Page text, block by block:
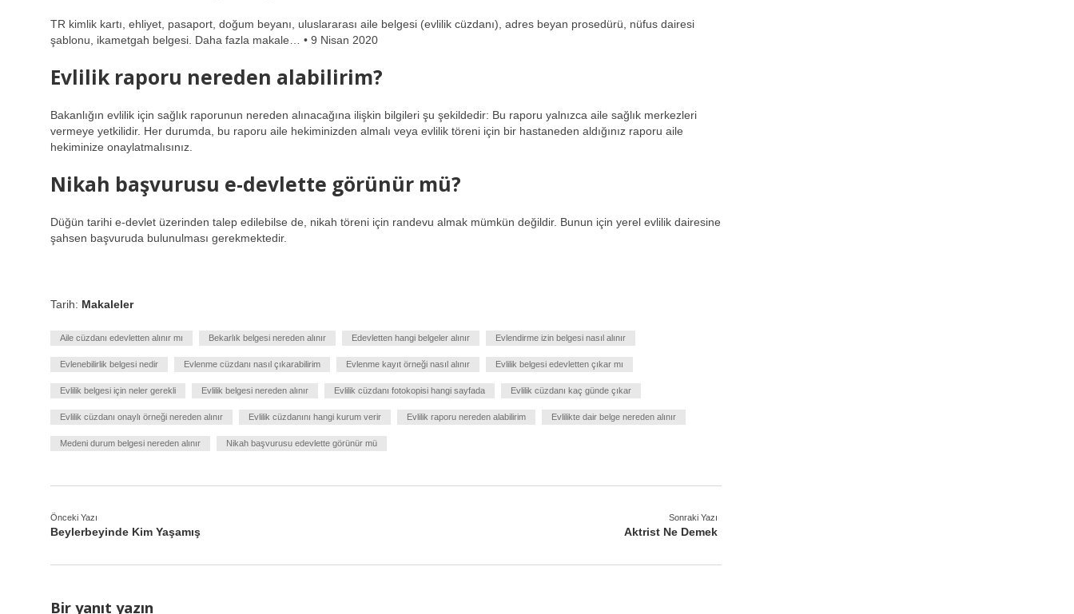
TR kimlik kartı, ehliyet, pasaport, doğum beyanı, uluslararası aile belgesi (evlilik cüzdanı), adres beyan prosedürü, nüfus dairesi
şablonu, ikametgah belgesi. Daha fazla makale… • 9 Nisan 2020
Evlilik raporu nereden alabilirim?
Bakanlığın evlilik için sağlık raporunun nereden alınacağına ilişkin bilgileri şu şekildedir: Bu raporu yalnızca aile sağlık merkezleri
vermeye yetkilidir. Her durumda, bu raporu aile hekiminizden almalı veya evlilik töreni için bir hastaneden aldığınız raporu aile
hekiminize onaylatmalısınız.
Nikah başvurusu e-devlette görünür mü?
Düğün tarihi e-devlet üzerinden talep edilebilse de, nikah töreni için randevu almak mümkün değildir. Bunun için yerel evlilik dairesine
şahsen başvuruda bulunulması gerekmektedir.
Tarih: Makaleler
Aile cüzdanı edevletten alınır mı Bekarlık belgesi nereden alınır Edevletten hangi belgeler alınır Evlendirme izin belgesi nasıl alınır
Evlenebilirlik belgesi nedir Evlenme cüzdanı nasıl çıkarabilirim Evlenme kayıt örneği nasıl alınır Evlilik belgesi edevletten çıkar mı
Evlilik belgesi için neler gerekli Evlilik belgesi nereden alınır Evlilik cüzdanı fotokopisi hangi sayfada Evlilik cüzdanı kaç günde çıkar
Evlilik cüzdanı onaylı örneği nereden alınır Evlilik cüzdanını hangi kurum verir Evlilik raporu nereden alabilirim Evlilikte dair belge nereden alınır
Medeni durum belgesi nereden alınır Nikah başvurusu edevlette görünür mü
Önceki Yazı
Beylerbeyinde Kim Yaşamış
Sonraki Yazı
Aktrist Ne Demek
Bir yanıt yazın